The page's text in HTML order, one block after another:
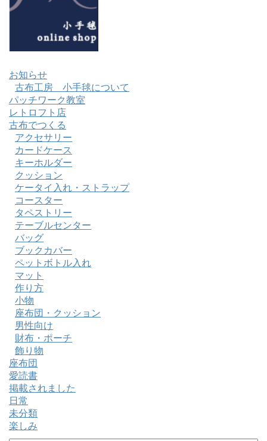
お知らせ
古布工房 小手毬について
パッチワーク教室
レトロフト店
古布でつくる
アクセサリー
カードケース
キーホルダー
クッション
ケータイ入れ・ストラップ
コースター
タペストリー
テーブルセンター
バッグ
ブックカバー
ペットボトル入れ
マット
作り方
小物
座布団・クッション
男性向け
財布・ポーチ
飾り物
座布団
愛読書
掲載されました
日常
未分類
楽しみ